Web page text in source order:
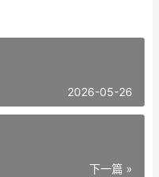
2026-05-26
下一篇 »